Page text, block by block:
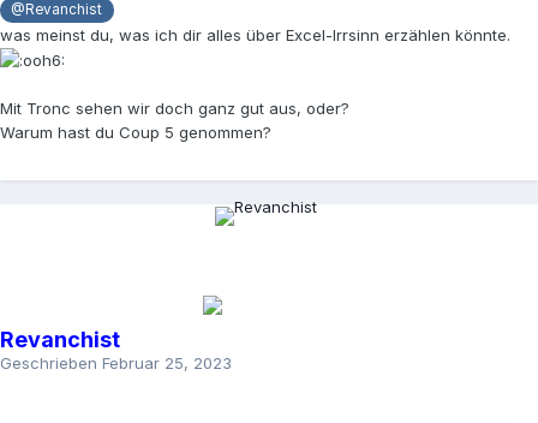
@Revanchist
was meinst du, was ich dir alles über Excel-Irrsinn erzählen könnte.
Mit Tronc sehen wir doch ganz gut aus, oder?
Warum hast du Coup 5 genommen?
Revanchist
Geschrieben Februar 25, 2023